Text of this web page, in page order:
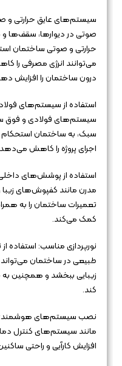
سیستم‌های عایق حرارتی و
صوتی در دیوارها، سقف‌ها و
حرارتی و صوتی ساختمان
می‌توانند انرژی مصرفی
درون ساختمان را افزایش
استفاده از سیستم‌های
سیستم‌های فولادی و فوق
سبک، به ساختمان
اجرای پروژه را کاهش
استفاده از پوشش‌های
مدرن مانند کفپوش‌های
تعمیرات ساختمان را به
کمک می‌کند.
نورپردازی مناسب: استفاده
طبیعی در ساختمان
زیبایی ببخشد و همچنین
کند.
نصب سیستم‌های هوشمند:
مانند سیستم‌های کنترل
افزایش کارآیی و راحتی